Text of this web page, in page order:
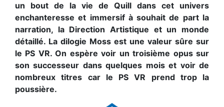
un bout de la vie de Quill dans cet univers
enchanteresse et immersif à souhait de part la
narration, la Direction Artistique et un monde
détaillé. La dilogie Moss est une valeur sûre sur
le PS VR. On espère voir un troisième opus sur
son successeur dans quelques mois et voir de
nombreux titres car le PS VR prend trop la
poussière.